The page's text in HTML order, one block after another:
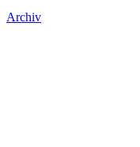
Archiv